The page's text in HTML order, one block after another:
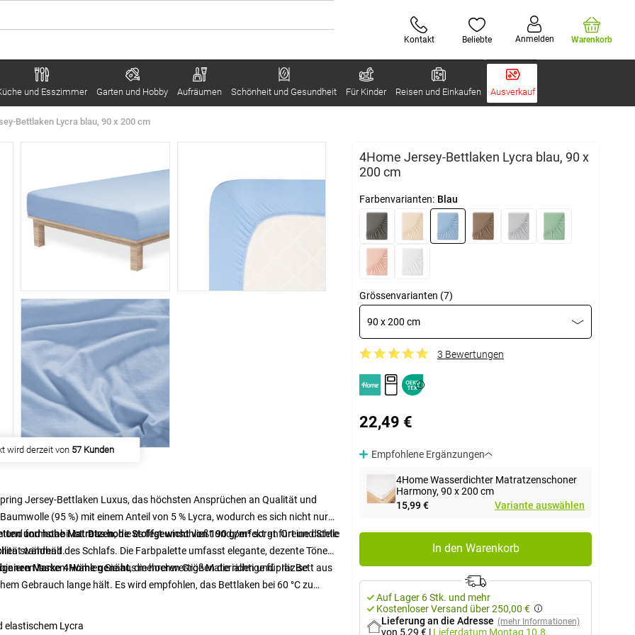
Kontakt Beliebte Anmelden Warenkorb
und Esszimmer Garten und Hobby Aufräumen Schönheit und Gesundheit Für Kinder Reisen und Einkaufen Ausverkauf
Bettlaken Lycra blau, 90 x 200 cm
46 Kundengekauft
4Home Jersey-Bettlaken Lycra blau, 90 x
200 cm
Farbenvarianten: Blau
Grössenvarianten (7)
90 x 200 cm
3 Bewertungen
22,49 €
Empfohlene Ergänzungen
4Home Wasserdichter Matratzenschoner
Harmony, 90 x 200 cm
15,99 €
Variante auswählen
In den Warenkorb
Auf Lager 6 Stk. und mehr
Kostenloser Versand über 250,00 €
Lieferung an die Adresse (mehr Informationen)
von 5,29 € | Lieferdatum Montag 10.8.
Jersey-Bettlaken Luxus, das höchsten Ansprüchen an Qualität und
(95 %) mit einem Anteil von 5 % Lycra, wodurch es sich nicht nur
und formstabil ist.Das hohe Stoffgewicht von 190 g/m²sorgt füreine dichte
standhält.
und hohe Matratzen, die es fest umschließt und perfekt an Ort und Stelle
während des Schlafs. Die Farbpalette umfasst elegante, dezente Töne
lassen. Wählen Sie aus mehreren Größen die richtige für Ihr Bett aus
Marke 4Home genäht, die hochwertige Materialien und präzise
Gebrauch lange hält. Es wird empfohlen, das Bettlaken bei 60 °C zu
elastischem Lycra